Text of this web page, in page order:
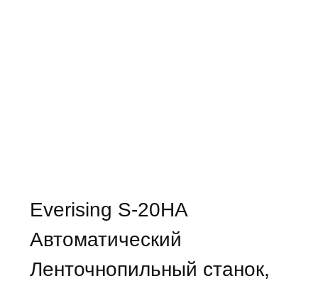
Everising S-20HA
Автоматический
Ленточнопильный станок,